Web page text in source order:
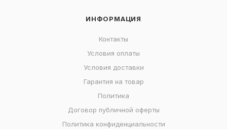
ИНФОРМАЦИЯ
Контакты
Условия оплаты
Условия доставки
Гарантия на товар
Политика
Договор публичной оферты
Политика конфиденциальности